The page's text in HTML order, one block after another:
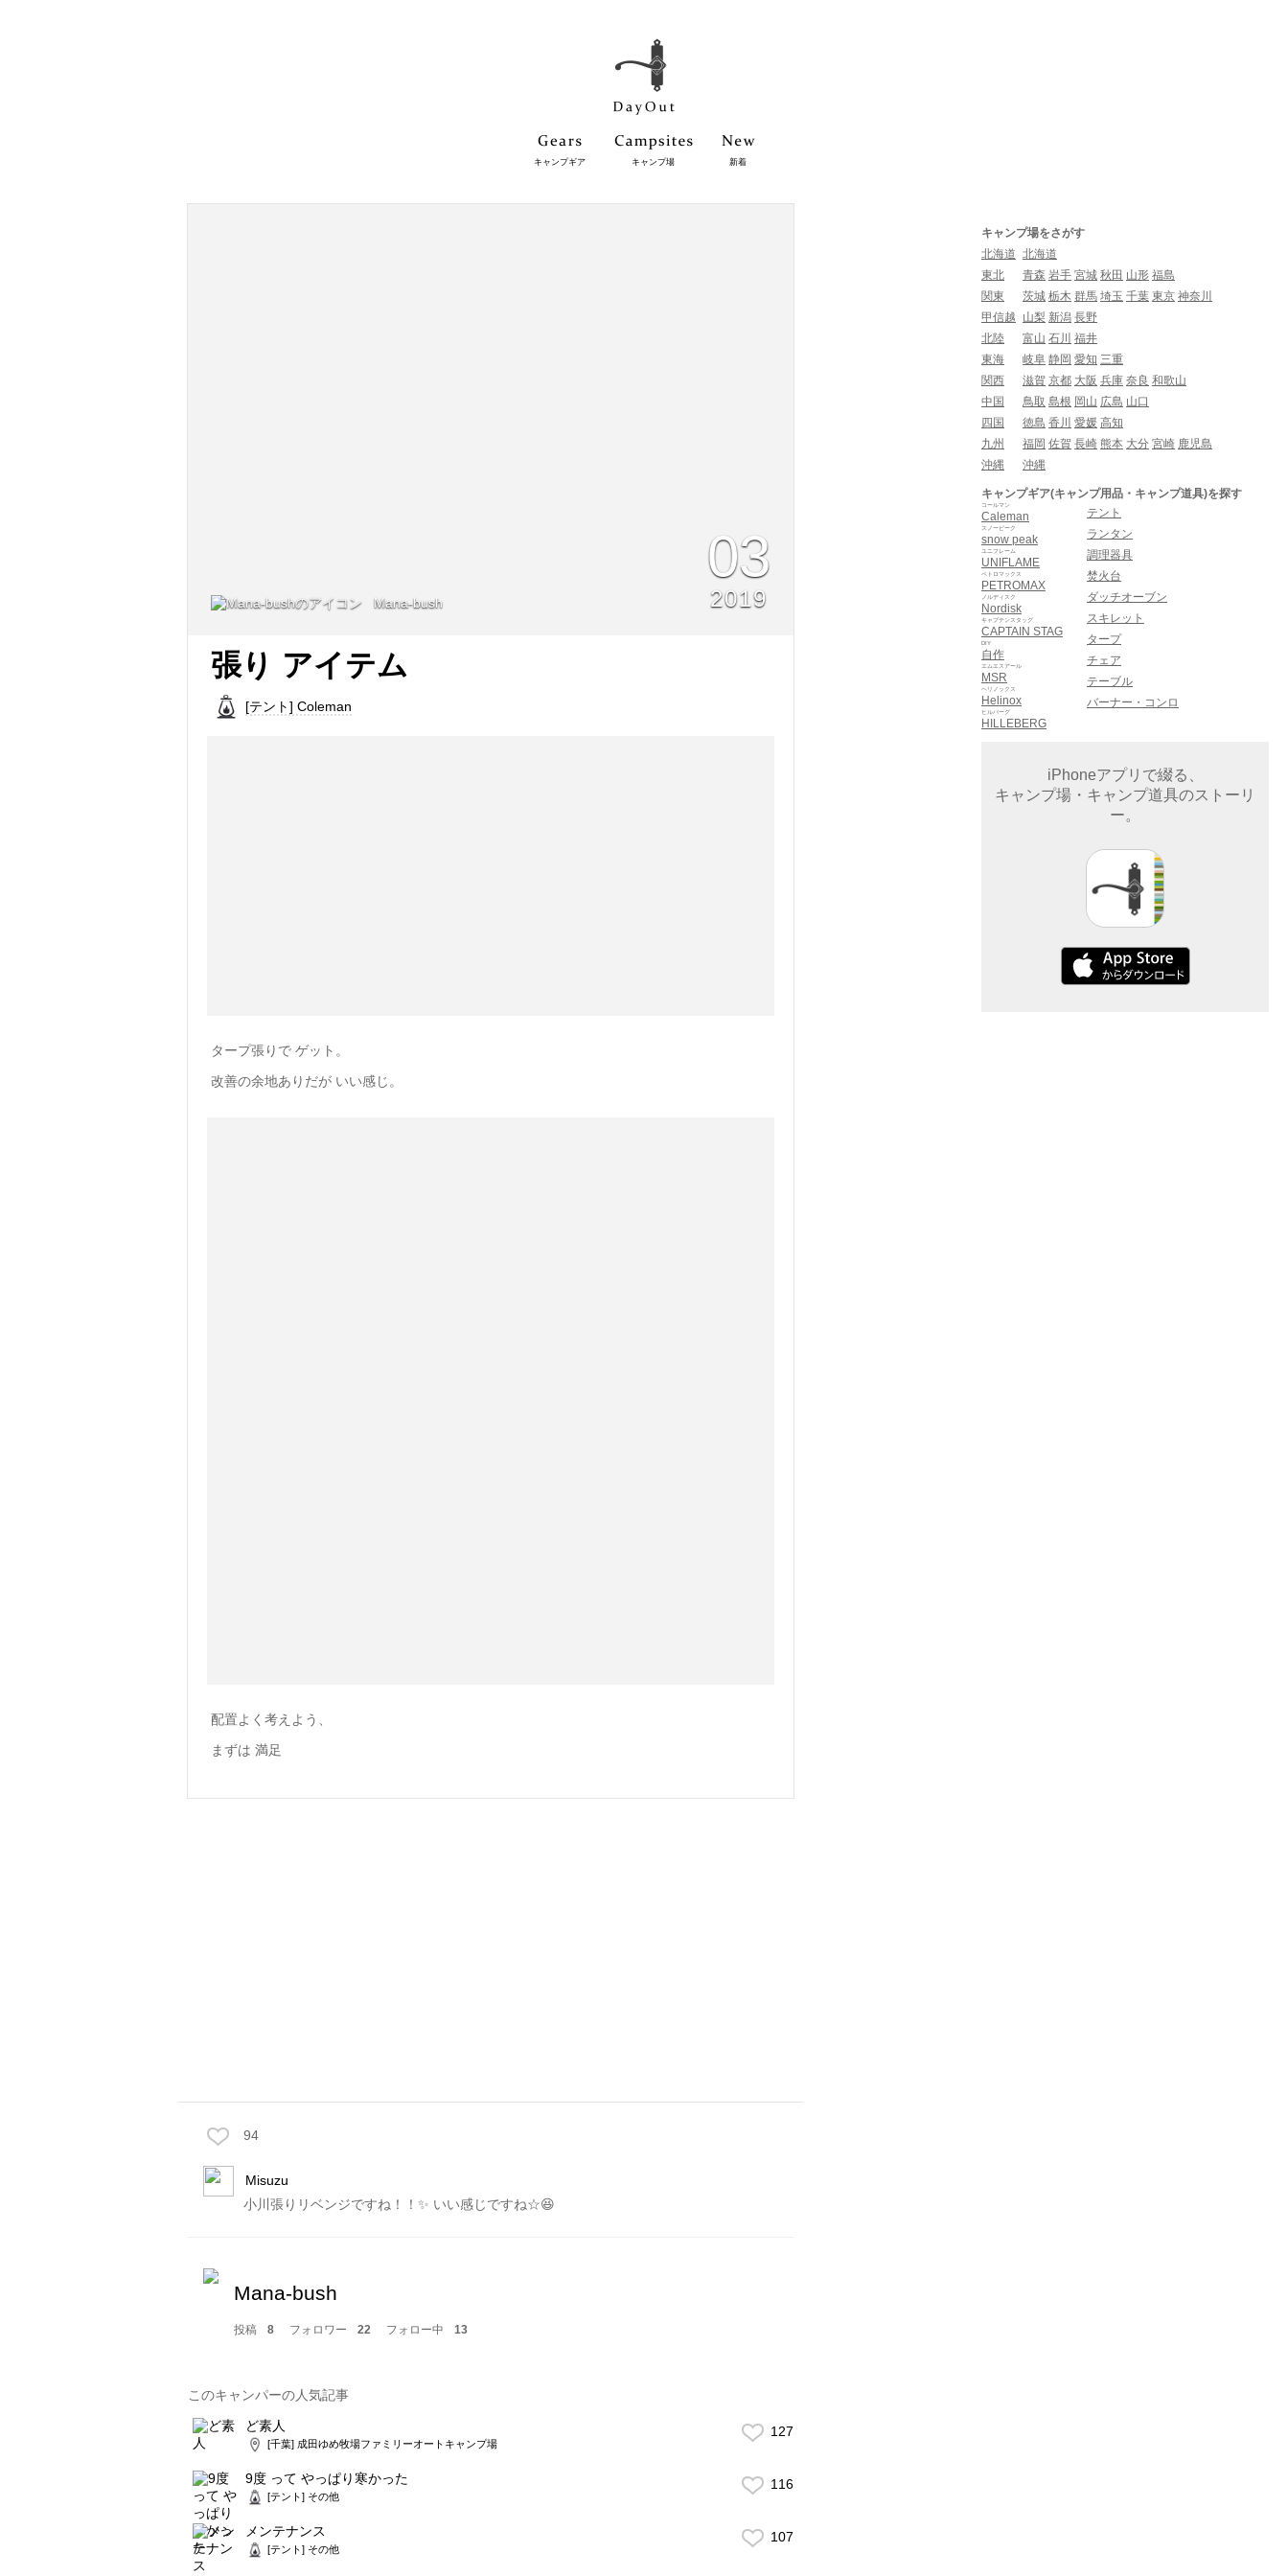
キャンプギア キャンプ場 新着
Mana-bush
03
2019
張り アイテム
[テント] Coleman
タープ張りで ゲット。
改善の余地ありだが いい感じ。
配置よく考えよう、
まずは 満足
94
Misuzu
小川張りリベンジですね！！✨ いい感じですね☆😆
Mana-bush
投稿 8 フォロワー 22 フォロー中 13
このキャンパーの人気記事
ど素人
[千葉] 成田ゆめ牧場ファミリーオートキャンプ場
127
9度 って やっぱり寒かった
[テント] その他
116
メンテナンス
[テント] その他
107
キャンプ場をさがす
北海道 北海道
東北
青森 岩手 宮城 秋田 山形 福島
関東
茨城 栃木 群馬 埼玉 千葉 東京 神奈川
甲信越
山梨 新潟 長野
北陸
富山 石川 福井
東海
岐阜 静岡 愛知 三重
関西
滋賀 京都 大阪 兵庫 奈良 和歌山
中国
鳥取 島根 岡山 広島 山口
四国
徳島 香川 愛媛 高知
九州
福岡 佐賀 長崎 熊本 大分 宮崎 鹿児島
沖縄
沖縄
キャンプギア(キャンプ用品・キャンプ道具)を探す
Caleman
コールマン
snow peak
スノーピーク
UNIFLAME
ユニフレーム
PETROMAX
ペトロマックス
Nordisk
ノルディスク
CAPTAIN STAG
キャプテンスタッグ
自作
DIY
MSR
エムエスアール
Helinox
ヘリノックス
HILLEBERG
ヒルバーグ
テント
ランタン
調理器具
焚火台
ダッチオーブン
スキレット
タープ
チェア
テーブル
バーナー・コンロ
iPhoneアプリで綴る、
キャンプ場・キャンプ道具のストーリ
ー。